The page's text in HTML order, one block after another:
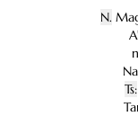
N.
Ts: